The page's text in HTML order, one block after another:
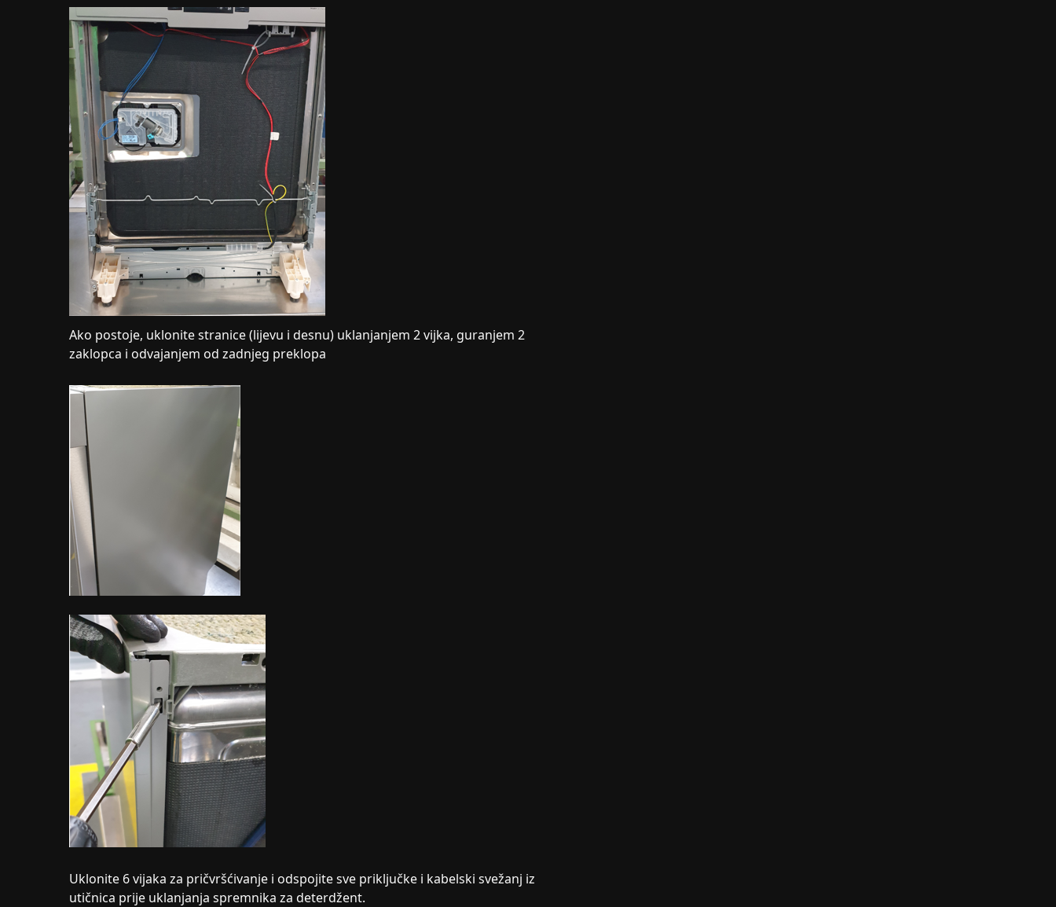
Ako postoje, uklonite stranice (lijevu i desnu) uklanjanjem 2 vijka, guranjem 2
zaklopca i odvajanjem od zadnjeg preklopa
Uklonite 6 vijaka za pričvršćivanje i odspojite sve priključke i kabelski svežanj iz
utičnica prije uklanjanja spremnika za deterdžent.